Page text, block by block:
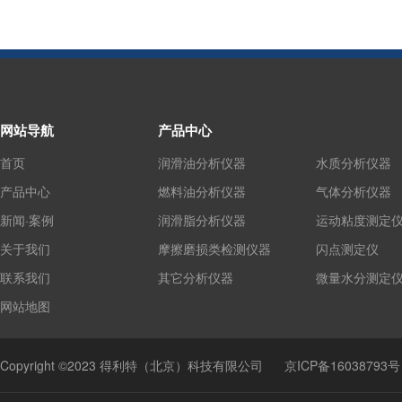
网站导航
首页
产品中心
新闻·案例
关于我们
联系我们
网站地图
产品中心
润滑油分析仪器
燃料油分析仪器
润滑脂分析仪器
摩擦磨损类检测仪器
其它分析仪器
水质分析仪器
气体分析仪器
运动粘度测定
闪点测定仪
微量水分测定
Copyright ©2023 得利特（北京）科技有限公司 京ICP备16038793号